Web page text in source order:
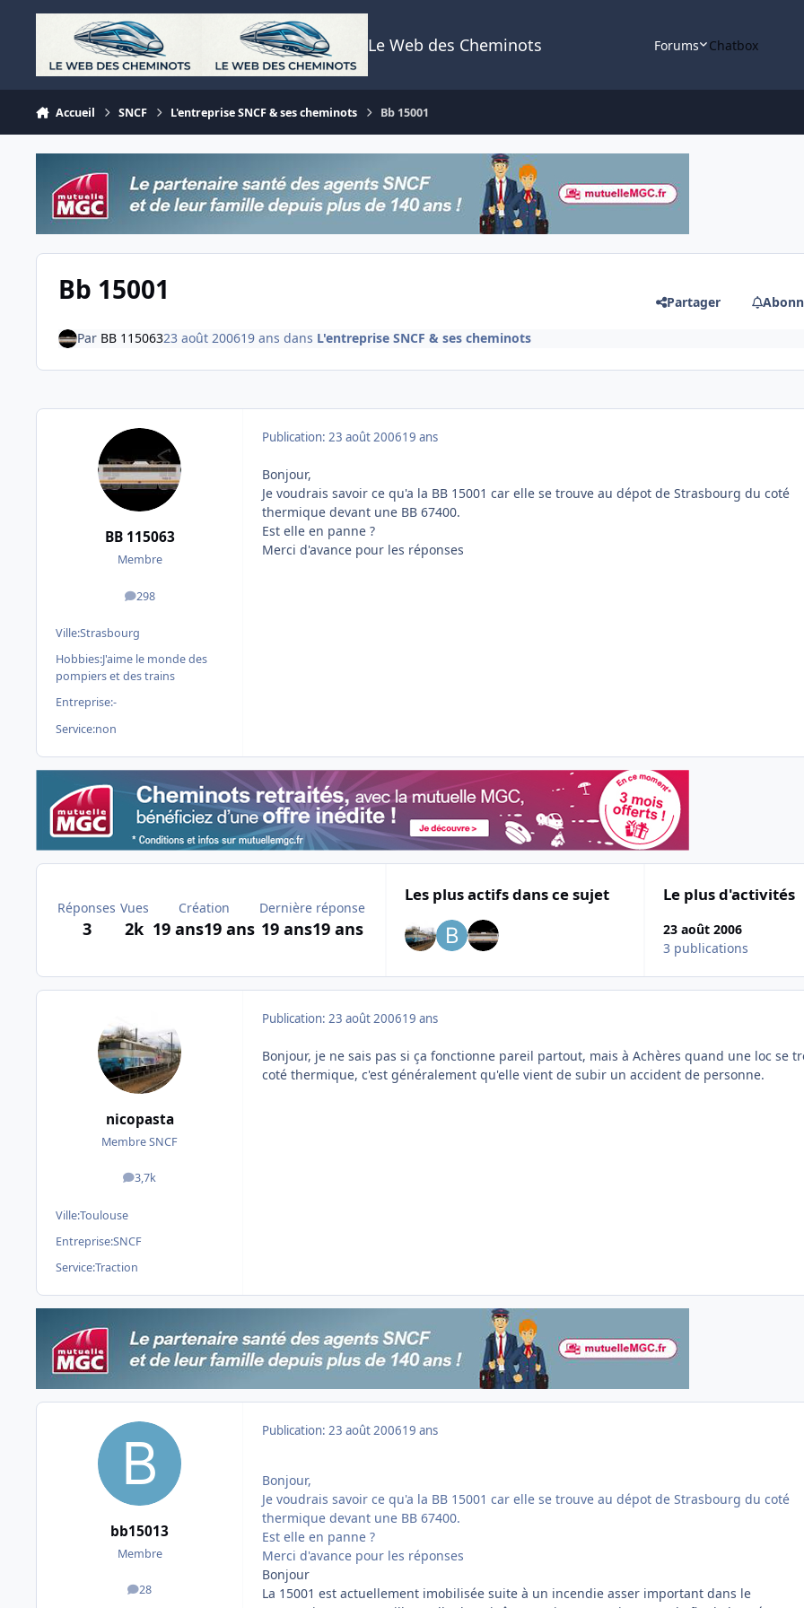
Aller au contenu
Le Web des Cheminots Forums Chatbox
Accueil SNCF L'entreprise SNCF & ses cheminots Bb 15001
Bb 15001 Partager
Par BB 11506323 août 200619 ans dans L'entreprise SNCF & ses cheminots
BB 115063
Membre
298
messages
Ville:Strasbourg
Hobbies:J'aime le monde des
pompiers et des trains
Entreprise:-
Service:non
Publication: 23 août 200619 ans
Bonjour,
Je voudrais savoir ce qu'a la BB 15001 car elle se trouve au dépot de Strasbourg du coté
thermique devant une BB 67400.
Est elle en panne ?
Merci d'avance pour les réponses
Réponses
3
Vues
2k
Création
19 ans19 ans
Dernière réponse
19 ans19 ans
Les plus actifs dans ce sujet Le plus d'activités
23 août 2006
3 publications
nicopasta
Membre SNCF
3,7k
messages
Ville:Toulouse
Entreprise:SNCF
Service:Traction
Publication: 23 août 200619 ans
Bonjour, je ne sais pas si ça fonctionne pareil partout, mais à Achères quand une loc se
coté thermique, c'est généralement qu'elle vient de subir un accident de personne.
bb15013
Membre
28
messages
Publication: 23 août 200619 ans
Bonjour,
Je voudrais savoir ce qu'a la BB 15001 car elle se trouve au dépot de Strasbourg du coté
thermique devant une BB 67400.
Est elle en panne ?
Merci d'avance pour les réponses
Bonjour
La 15001 est actuellement imobilisée suite à un incendie asser important dans le